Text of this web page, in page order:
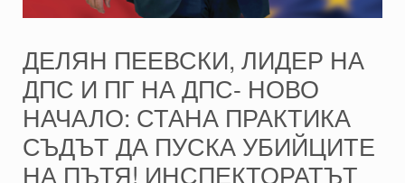
ДЕЛЯН ПЕЕВСКИ, ЛИДЕР НА
ДПС И ПГ НА ДПС- НОВО
НАЧАЛО: СТАНА ПРАКТИКА
СЪДЪТ ДА ПУСКА УБИЙЦИТЕ
НА ПЪТЯ! ИНСПЕКТОРАТЪТ